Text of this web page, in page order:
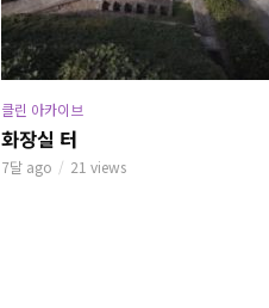
클린 아카이브
화장실 터
7달 ago 21 views